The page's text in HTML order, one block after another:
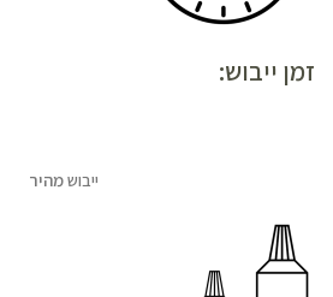
זמן ייבוש:
ייבושמהיר